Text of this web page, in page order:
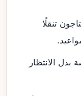
تنقلًا
بدل الانتظار